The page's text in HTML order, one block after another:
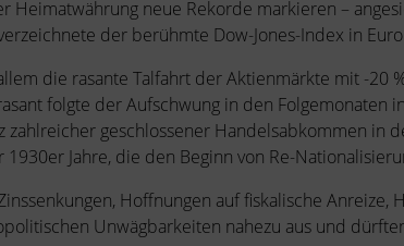
Heimatwährung neue Rekorde markieren –
der berühmte Dow-Jones-Index in
die rasante Talfahrt der Aktienmärkte mit -20
folgte der Aufschwung in den
geschlossener Handelsabkommen in
Jahre, die den Beginn von Re-
Hoffnungen auf fiskalische
Unwägbarkeiten nahezu aus und